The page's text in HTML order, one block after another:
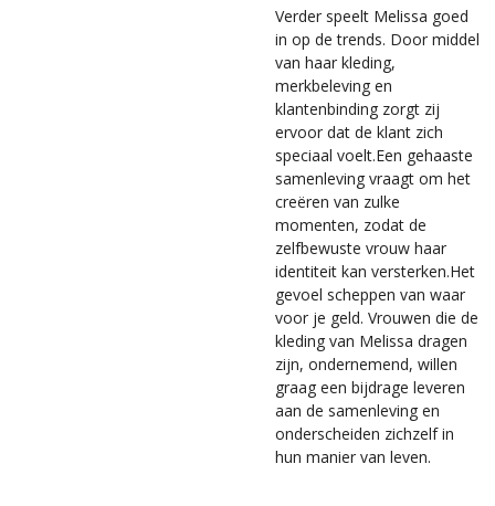
Verder speelt Melissa goed
in op de trends. Door middel
van haar kleding,
merkbeleving en
klantenbinding zorgt zij
ervoor dat de klant zich
speciaal voelt.Een gehaaste
samenleving vraagt om het
creëren van zulke
momenten, zodat de
zelfbewuste vrouw haar
identiteit kan versterken.Het
gevoel scheppen van waar
voor je geld. Vrouwen die de
kleding van Melissa dragen
zijn, ondernemend, willen
graag een bijdrage leveren
aan de samenleving en
onderscheiden zichzelf in
hun manier van leven.